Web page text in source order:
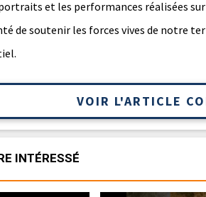
et les performances réalisées
de soutenir les forces vives de notre
VOIR L'ARTICLE
INTÉRESSÉ